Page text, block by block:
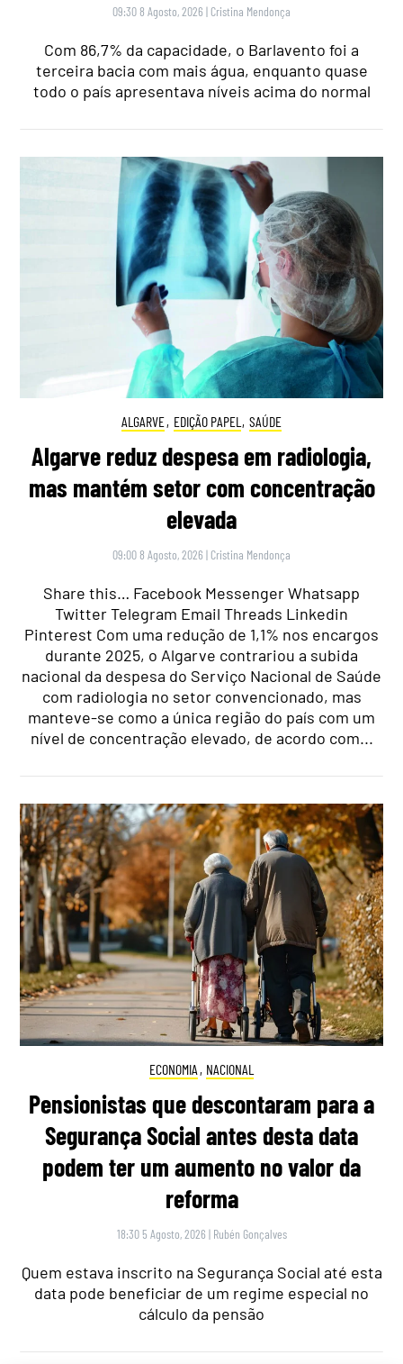
09:30 8 Agosto, 2026 | Cristina Mendonça
Com 86,7% da capacidade, o Barlavento foi a
terceira bacia com mais água, enquanto quase
todo o país apresentava níveis acima do normal
ALGARVE, EDIÇÃO PAPEL , SAÚDE
Algarve reduz despesa em radiologia,
mas mantém setor com concentração
elevada
09:00 8 Agosto, 2026 | Cristina Mendonça
Share this… Facebook Messenger Whatsapp
Twitter Telegram Email Threads Linkedin
Pinterest Com uma redução de 1,1% nos encargos
durante 2025, o Algarve contrariou a subida
nacional da despesa do Serviço Nacional de Saúde
com radiologia no setor convencionado, mas
manteve-se como a única região do país com um
nível de concentração elevado, de acordo com...
ECONOMIA , NACIONAL
Pensionistas que descontaram para a
Segurança Social antes desta data
podem ter um aumento no valor da
reforma
18:30 5 Agosto, 2026 | Rubén Gonçalves
Quem estava inscrito na Segurança Social até esta
data pode beneficiar de um regime especial no
cálculo da pensão